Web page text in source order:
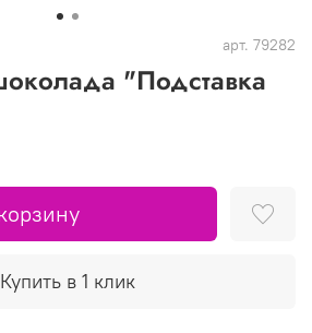
арт. 79282
"Подставка
Купить в 1 клик